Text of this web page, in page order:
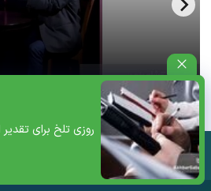
روزی تلخ برای تقدیر
فحش بالای ۱۸سال سعید لیلاز از فرط عصبانیت+ویدئو